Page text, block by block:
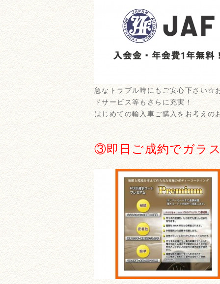
急なトラブル時にもご安心下さい☆
ドサービス等もさらに充実！
はじめての輸入車ご購入をお考えの
③即日ご成約でガラ